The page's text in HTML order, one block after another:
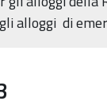
alloggi di